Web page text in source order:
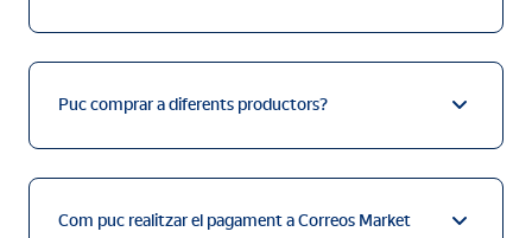
Puc comprar a diferents productors?
Com puc realitzar el pagament a Correos Market